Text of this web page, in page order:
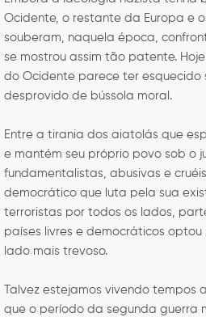
Ocidente, o restante da Europa e
souberam, naquela época,
se mostrou assim tão patente.
do Ocidente parece ter esquecido
desprovido de bússola moral.
Entre a tirania dos aiatolás que
e mantém seu próprio povo sob o
fundamentalistas, abusivas e
democrático que luta pela sua
terroristas por todos os lados,
países livres e democráticos
lado mais trevoso.
Talvez estejamos vivendo tempos
que o período da segunda guerra